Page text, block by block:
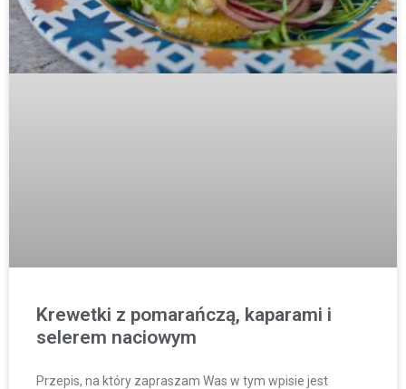
Krewetki z pomarańczą, kaparami i
selerem naciowym
Przepis, na który zapraszam Was w tym wpisie jest